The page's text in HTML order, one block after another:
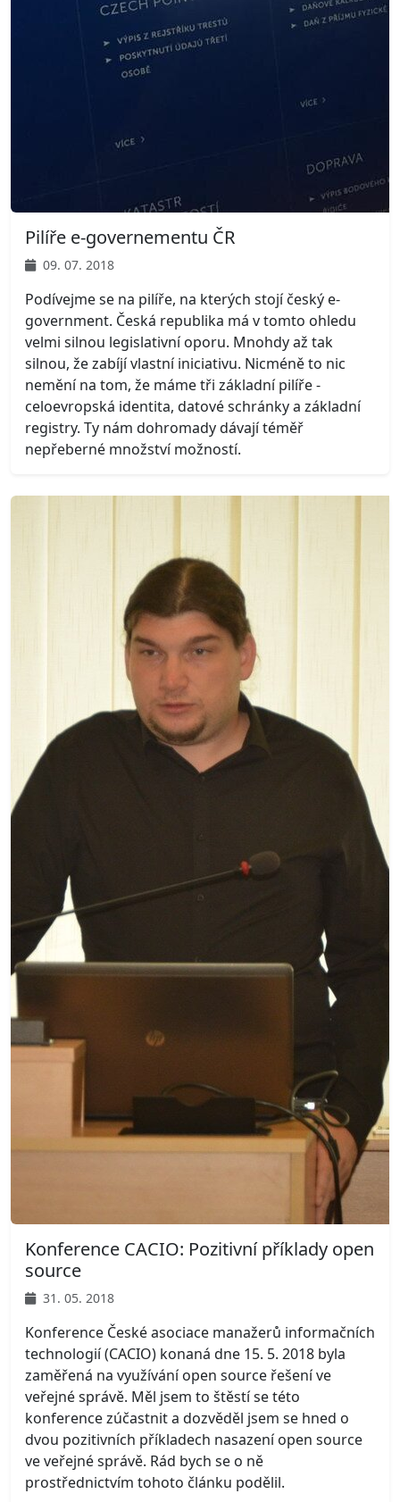
Pilíře e-governementu ČR
09. 07. 2018
Podívejme se na pilíře, na kterých stojí český e-
government. Česká republika má v tomto ohledu
velmi silnou legislativní oporu. Mnohdy až tak
silnou, že zabíjí vlastní iniciativu. Nicméně to nic
nemění na tom, že máme tři základní pilíře -
celoevropská identita, datové schránky a základní
registry. Ty nám dohromady dávají téměř
nepřeberné množství možností.
Konference CACIO: Pozitivní příklady open
source
31. 05. 2018
Konference České asociace manažerů informačních
technologií (CACIO) konaná dne 15. 5. 2018 byla
zaměřená na využívání open source řešení ve
veřejné správě. Měl jsem to štěstí se této
konference zúčastnit a dozvěděl jsem se hned o
dvou pozitivních příkladech nasazení open source
ve veřejné správě. Rád bych se o ně
prostřednictvím tohoto článku podělil.